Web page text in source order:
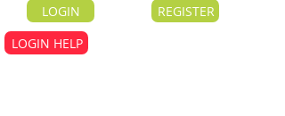
LOGIN
REGISTER
LOGIN HELP